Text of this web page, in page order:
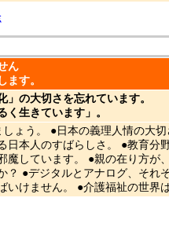
ん
ます。
」の大切さを忘れています。
く生きています」。
ょう。 ●日本の義理人情の大
日本人のすばらしさ。 ●教育分
魔しています。 ●親の在り方が
？ ●デジタルとアナログ、それ
いけません。 ●介護福祉の世界